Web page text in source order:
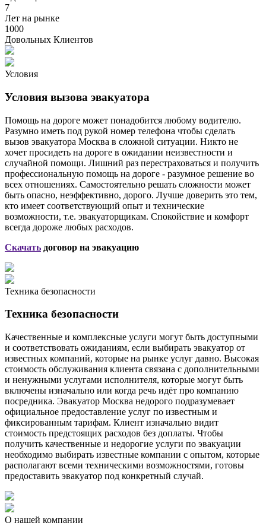
7
Лет на рынке
1000
Довольных Клиентов
Условия
Условия вызова эвакуатора
Помощь на дороге может понадобится любому водителю.
Разумно иметь под рукой номер телефона чтобы сделать
вызов эвакуатора Москва в сложной ситуации. Никто не
хочет просидеть на дороге в ожидании неизвестности и
случайной помощи. Лишний раз перестраховаться и получить
профессиональную помощь на дороге - разумное решение во
всех отношениях. Самостоятельно решать сложности может
быть опасно, неэффективно, дорого. Лучше доверить это тем,
кто имеет соответствующий опыт и технические
возможности, т.е. эвакуаторщикам. Спокойствие и комфорт
всегда дороже любых расходов.
Скачать договор на эвакуацию
Техника безопасности
Техника безопасности
Качественные и комплексные услуги могут быть доступными
и соответствовать ожиданиям, если выбирать эвакуатор от
известных компаний, которые на рынке услуг давно. Высокая
стоимость обслуживания клиента связана с дополнительными
и ненужными услугами исполнителя, которые могут быть
включены изначально или когда речь идёт про компанию
посредника. Эвакуатор Москва недорого подразумевает
официальное предоставление услуг по известным и
фиксированным тарифам. Клиент изначально видит
стоимость предстоящих расходов без доплаты. Чтобы
получить качественные и недорогие услуги по эвакуации
необходимо выбирать известные компании с опытом, которые
располагают всеми техническими возможностями, готовы
предоставить эвакуатор под конкретный случай.
О нашей компании